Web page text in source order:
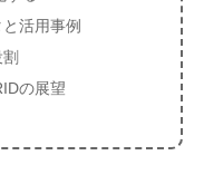
活用事例
の展望